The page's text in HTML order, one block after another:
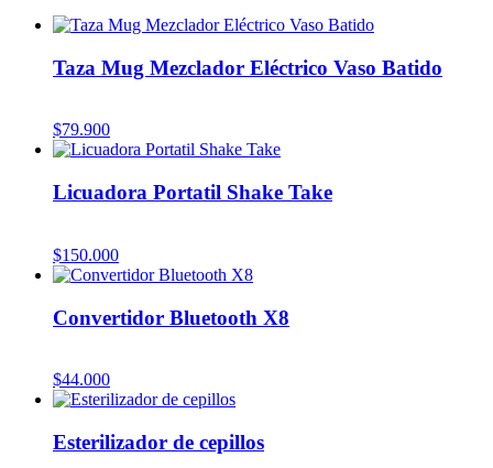
Taza Mug Mezclador Eléctrico Vaso Batido
$79.900
Licuadora Portatil Shake Take
$150.000
Convertidor Bluetooth X8
$44.000
Esterilizador de cepillos